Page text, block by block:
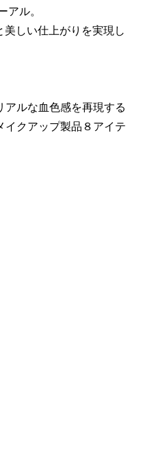
ル。
しい仕上がりを実現し
ルな血色感を再現する
イクアップ製品８アイテ